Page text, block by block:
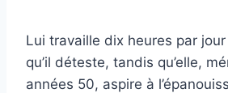
Lui travaille dix heures par
qu’il déteste, tandis qu’elle,
années 50, aspire à